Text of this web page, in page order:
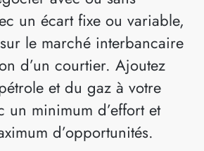
un écart fixe ou variable,
le marché interbancaire
d’un courtier. Ajoutez
et du gaz à votre
un minimum d’effort et
d’opportunités.